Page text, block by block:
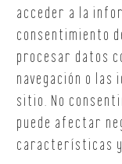
acceder a la
consentimiento
procesar datos
navegación o
sitio. No
puede afectar
características
T. +34 654 30 90 36